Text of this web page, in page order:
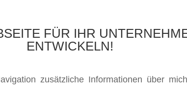
FÜR IHR
ENTWICKELN!
zusätzliche Informationen über